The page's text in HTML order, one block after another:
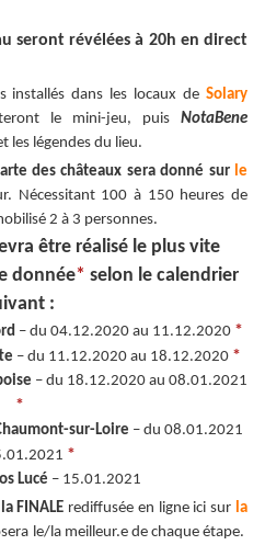
seront révélées à 20h en direct
installés dans les locaux deSolary
le mini-jeu, puis NotaBene
les légendes du lieu.
des châteaux sera donné sur le
Nécessitant 100 à 150 heures de
2 à 3 personnes.
être réalisé le plus vite
donnée* selon le calendrier
:
– du 04.12.2020 au 11.12.2020 *
– du 11.12.2020 au 18.12.2020 *
– du 18.12.2020 au 08.01.2021
*
sur-Loire – du 08.01.2021
*
Lucé – 15.01.2021
FINALE rediffusée en ligne ici sur la
le/la meilleur.e de chaque étape.